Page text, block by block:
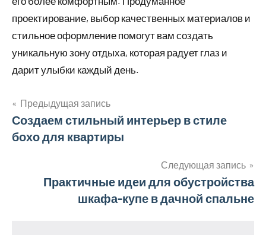
проектирование, выбор качественных материалов и
стильное оформление помогут вам создать
уникальную зону отдыха, которая радует глаз и
дарит улыбки каждый день.
Навигация
по
Предыдущая запись
Создаем стильный интерьер в стиле
бохо для квартиры
Следующая запись
Практичные идеи для обустройства
шкафа-купе в дачной спальне